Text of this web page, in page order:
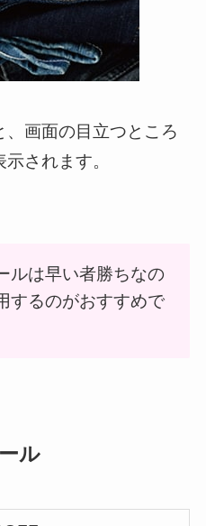
、画面の目立つところ
されます。
ルは早い者勝ちなの
するのがおすすめで
ル